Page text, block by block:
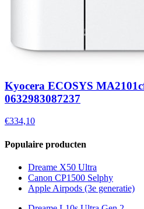
Kyocera ECOSYS
0632983087237
€334,10
Populaire producten
Dreame X50 Ultra
Canon CP1500 Selphy
Apple Airpods (3e generatie)